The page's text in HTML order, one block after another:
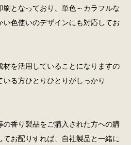
刷となっており、単色～カラフルな
い色使いのデザインにも対応してお
材を活用していることになりますの
る方ひとりひとりがしっかり
の香り製品をご購入された方への購
てお配りすれば、自社製品と一緒に